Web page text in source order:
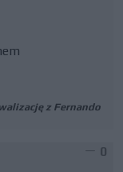
z Fernando
0